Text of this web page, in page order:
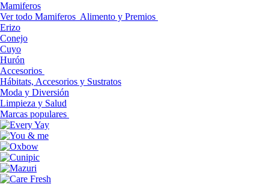
Mamiferos
Ver todo Mamiferos Alimento y Premios
Erizo
Conejo
Cuyo
Hurón
Accesorios
Hábitats, Accesorios y Sustratos
Moda y Diversión
Limpieza y Salud
Marcas populares